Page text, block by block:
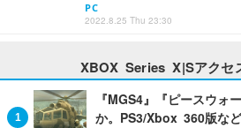
PC
2022.8.25 Thu 23:30
XBOX Series X|Sアクセ
『MGS4』『ピースウォ
か。PS3/Xbox 360版な